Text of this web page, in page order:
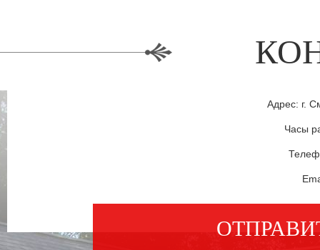
Адрес: г.
Часы